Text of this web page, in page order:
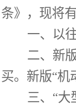
条》，现将
一、以
二、新
买。新版“机
三、“大